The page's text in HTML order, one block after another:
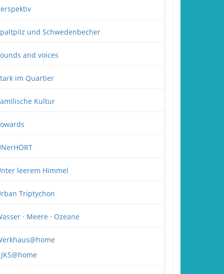
und Schwedenbecher
and voices
im Quartier
Kultur
leerem Himmel
Triptychon
· Meere · Ozeane
JKS@home